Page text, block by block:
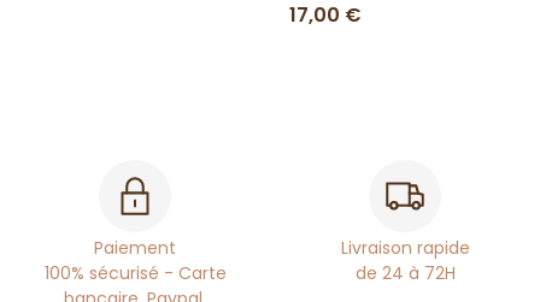
17,00 €
Paiement
100% sécurisé - Carte
Livraison rapide
de 24 à 72H